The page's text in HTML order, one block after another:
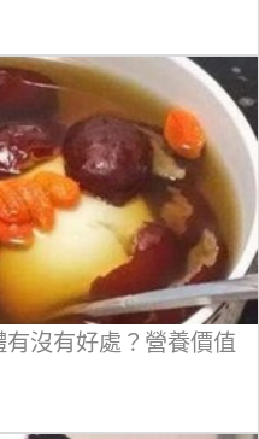
沒有好處？營養價值